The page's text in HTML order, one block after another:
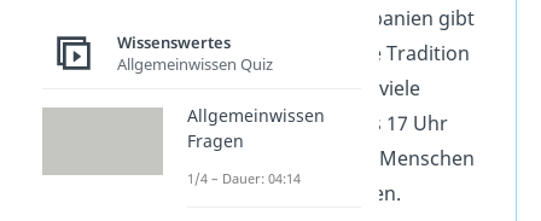
. In Spanien gibt
es beispielsweise die Tradition
der „Siesta“, bei der viele
Geschäfte von 14 bis 17 Uhr
schließen, damit die Menschen
sich ausruhen können.
Wissenswertes
Allgemeinwissen Quiz
Allgemeinwissen
Fragen
1/4 – Dauer: 04:14